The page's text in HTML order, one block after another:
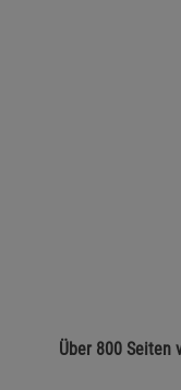
Über 800 Seiten